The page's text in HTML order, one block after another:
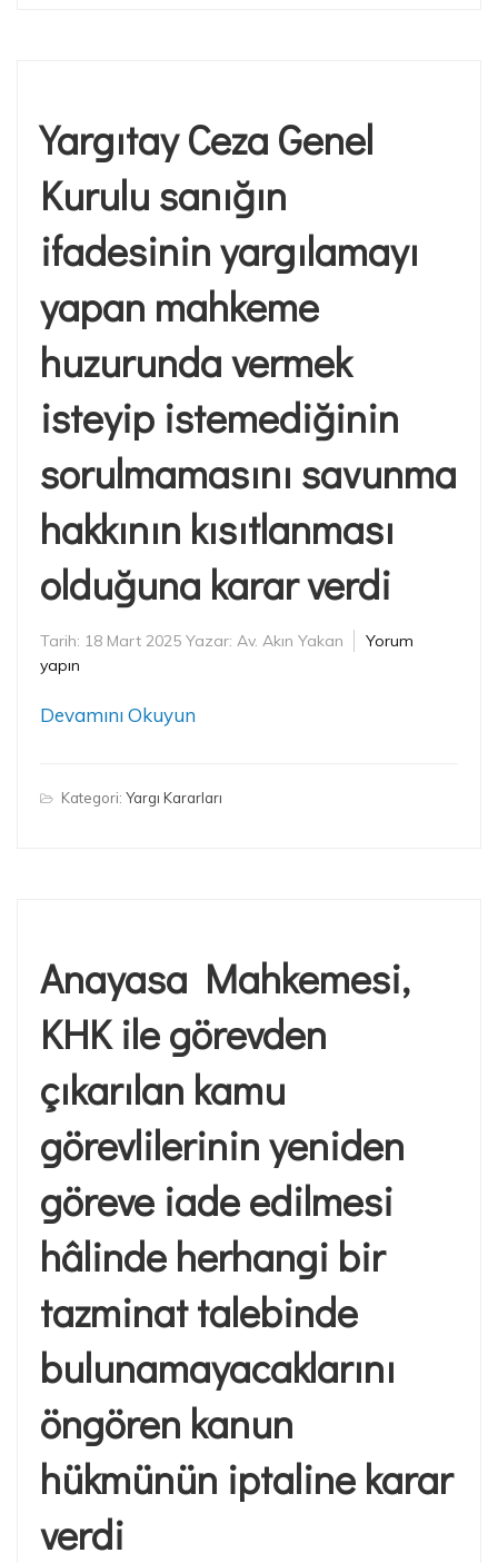
Yargıtay Ceza Genel
Kurulu sanığın
ifadesinin yargılamayı
yapan mahkeme
huzurunda vermek
isteyip istemediğinin
sorulmamasını savunma
hakkının kısıtlanması
olduğuna karar verdi
Tarih: 18 Mart 2025 Yazar: Av. Akın Yakan
Yorum
yapın
Devamını Okuyun
Kategori: Yargı Kararları
Anayasa Mahkemesi,
KHK ile görevden
çıkarılan kamu
görevlilerinin yeniden
göreve iade edilmesi
hâlinde herhangi bir
tazminat talebinde
bulunamayacaklarını
öngören kanun
hükmünün iptaline karar
verdi